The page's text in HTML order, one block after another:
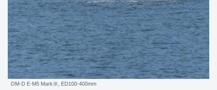
OM-D E-M5 MarkⅢ, ED100-400mm